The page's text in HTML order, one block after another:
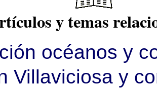
y temas
océanos y
Villaviciosa y